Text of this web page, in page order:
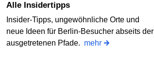
Alle Insidertipps
Insider-Tipps, ungewöhnliche Orte und
neue Ideen für Berlin-Besucher abseits der
ausgetretenen Pfade. mehr